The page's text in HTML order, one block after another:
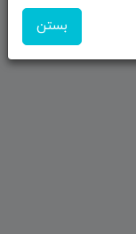
بستن